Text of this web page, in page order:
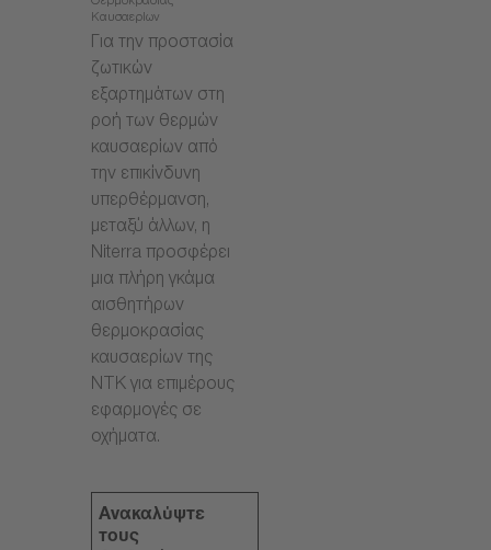
Καυσαερίων
Για την προστασία
ζωτικών
εξαρτημάτων στη
ροή των θερμών
καυσαερίων από
την επικίνδυνη
υπερθέρμανση,
μεταξύ άλλων, η
Niterra προσφέρει
μια πλήρη γκάμα
αισθητήρων
θερμοκρασίας
καυσαερίων της
NTK για επιμέρους
εφαρμογές σε
οχήματα.
Ανακαλύψτε
τους